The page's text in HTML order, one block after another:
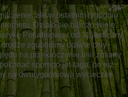
ale w ostatnim tygodniu
Działo się bardzo wiele.
Południową i od 11 jesteśmy
zgubiliśmy prawie cały
na przekroczenie linii zmiany
sporego jet-laga, bo już
na dwutygodniową wycieczkę